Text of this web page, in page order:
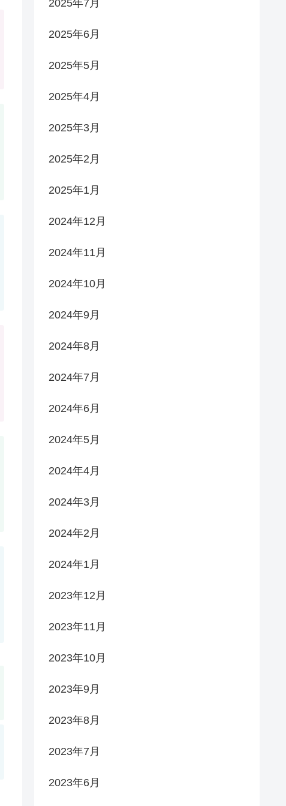
2025年7月
2025年6月
2025年5月
2025年4月
2025年3月
2025年2月
2025年1月
2024年12月
2024年11月
2024年10月
2024年9月
2024年8月
2024年7月
2024年6月
2024年5月
2024年4月
2024年3月
2024年2月
2024年1月
2023年12月
2023年11月
2023年10月
2023年9月
2023年8月
2023年7月
2023年6月